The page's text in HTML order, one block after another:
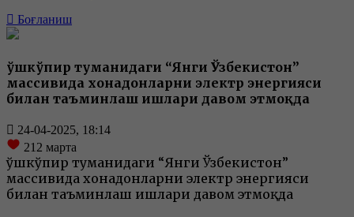
Боғланиш
Қўшкўпир туманидаги “Янги Ўзбекистон”
массивида хонадонларни электр энергияси
билан таъминлаш ишлари давом этмоқда
24-04-2025, 18:14
212 марта
Қўшкўпир туманидаги “Янги Ўзбекистон”
массивида хонадонларни электр энергияси
билан таъминлаш ишлари давом этмоқда